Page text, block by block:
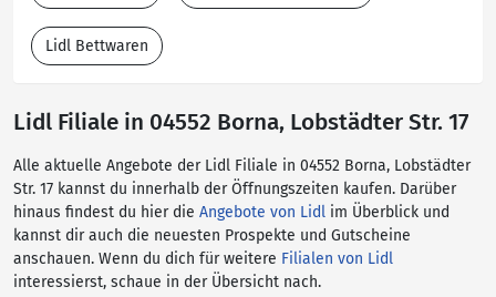
Lidl Bettwaren
Lidl Filiale in 04552 Borna, Lobstädter Str. 17
Alle aktuelle Angebote der Lidl Filiale in 04552 Borna, Lobstädter
Str. 17 kannst du innerhalb der Öffnungszeiten kaufen. Darüber
hinaus findest du hier die Angebote von Lidl im Überblick und
kannst dir auch die neuesten Prospekte und Gutscheine
anschauen. Wenn du dich für weitere Filialen von Lidl
interessierst, schaue in der Übersicht nach.